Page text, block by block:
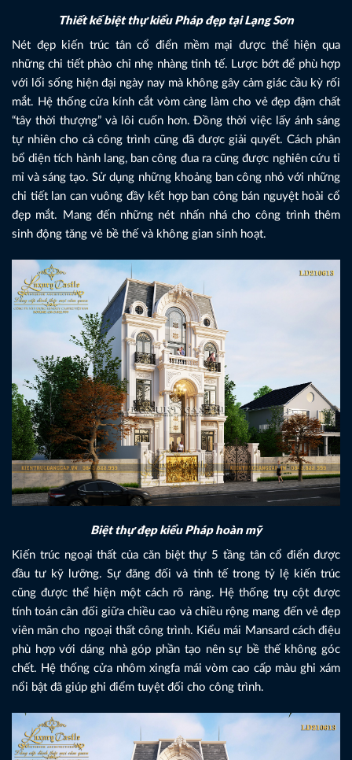
Thiết kế biệt thự kiểu Pháp đẹp tại Lạng Sơn
Nét đẹp kiến trúc tân cổ điển mềm mại được thể hiện qua
những chi tiết phào chỉ nhẹ nhàng tinh tế. Lược bớt để phù hợp
với lối sống hiện đại ngày nay mà không gây cảm giác cầu kỳ rối
mắt. Hệ thống cửa kính cắt vòm càng làm cho vẻ đẹp đậm chất
“tây thời thượng” và lôi cuốn hơn. Đồng thời việc lấy ánh sáng
tự nhiên cho cả công trình cũng đã được giải quyết. Cách phân
bổ diện tích hành lang, ban công đua ra cũng được nghiên cứu tỉ
mỉ và sáng tạo. Sử dụng những khoảng ban công nhỏ với những
chi tiết lan can vuông đầy kết hợp ban công bán nguyệt hoài cổ
đẹp mắt. Mang đến những nét nhấn nhá cho công trình thêm
sinh động tăng vẻ bề thế và không gian sinh hoạt.
Biệt thự đẹp kiểu Pháp hoàn mỹ
Kiến trúc ngoại thất của căn biệt thự 5 tầng tân cổ điển được
đầu tư kỹ lưỡng. Sự đăng đối và tinh tế trong tỷ lệ kiến trúc
cũng được thể hiện một cách rõ ràng. Hệ thống trụ cột được
tính toán cân đối giữa chiều cao và chiều rộng mang đến vẻ đẹp
viên mãn cho ngoại thất công trình. Kiểu mái Mansard cách điệu
phù hợp với dáng nhà góp phần tạo nên sự bề thế không góc
chết. Hệ thống cửa nhôm xingfa mái vòm cao cấp màu ghi xám
nổi bật đã giúp ghi điểm tuyệt đối cho công trình.